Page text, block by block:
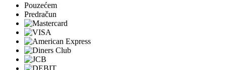
Pouzećem
Predračun